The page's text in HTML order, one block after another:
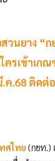
วนยาง “
ครเข้าเก
ค.68 ติดต่
ศไทย (กยท.)